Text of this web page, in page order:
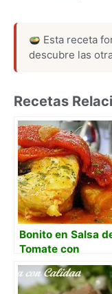
Esta receta
descubre las
Recetas
Bonito en Salsa
Tomate con
Pimientos del
Piquillo